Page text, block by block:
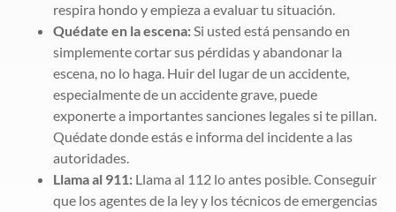
respira hondo y empieza a evaluar tu situación.
Quédate en la escena:Si usted está pensando en
simplemente cortar sus pérdidas y abandonar la
escena, no lo haga. Huir del lugar de un accidente,
especialmente de un accidente grave, puede
exponerte a importantes sanciones legales si te pillan.
Quédate donde estás e informa del incidente a las
autoridades.
Llama al 911:Llama al 112 lo antes posible. Conseguir
que los agentes de la ley y los técnicos de emergencias